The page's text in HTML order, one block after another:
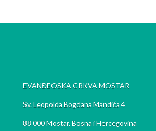
EVANĐEOSKA CRKVA MOSTAR
Sv. Leopolda Bogdana Mandića 4
88 000 Mostar, Bosna i Hercegovina